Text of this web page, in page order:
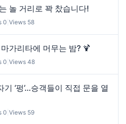
놀 거리로 꽉 찼습니다!
0 Views 58
가리타에 머무는 밤? 🍹
0 Views 48
‘펑’…승객들이 직접 문을 열
0 Views 59